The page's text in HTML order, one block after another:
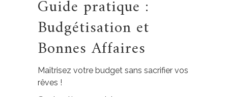
Guide pratique :
Budgétisation et
Bonnes Affaires
Maîtrisez votre budget sans sacrifier vos
rêves !